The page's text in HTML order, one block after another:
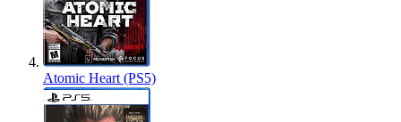
Atomic Heart (PS5)